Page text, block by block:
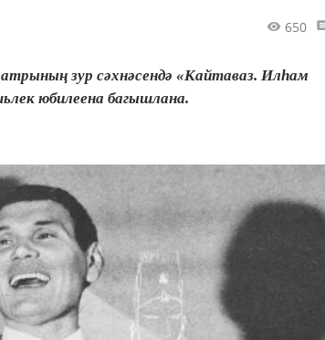
650
зур сәхнәсендә «Кайтаваз. Илһам
юбилеена багышлана.